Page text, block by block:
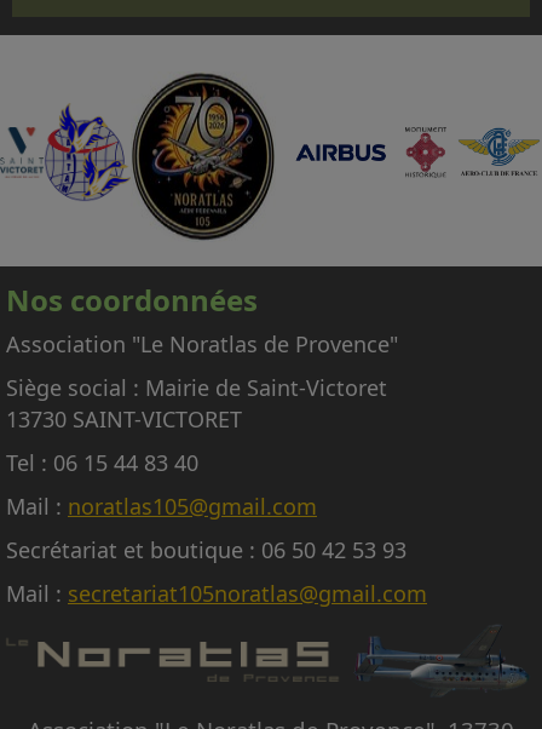
(CNRAC) ne nous permet pas d'embarquer des
passagers autres que les membres
d'équipage adhérents à l'association,
nécessaires à la conduite et à la mise en
œuvre de l'avion.
En conséquence, nous regrettons donc de ne
pas pouvoir répondre aux nombreuses
demandes d'embarquement sur le Noratlas, à
titre gracieux ou payant.
Nos coordonnées
Association "Le Noratlas de Provence"
Siège social : Mairie de Saint-Victoret
13730 SAINT-VICTORET
Tel : 06 15 44 83 40
Mail : noratlas105@gmail.com
Secrétariat et boutique : 06 50 42 53 93
Mail : secretariat105noratlas@gmail.com